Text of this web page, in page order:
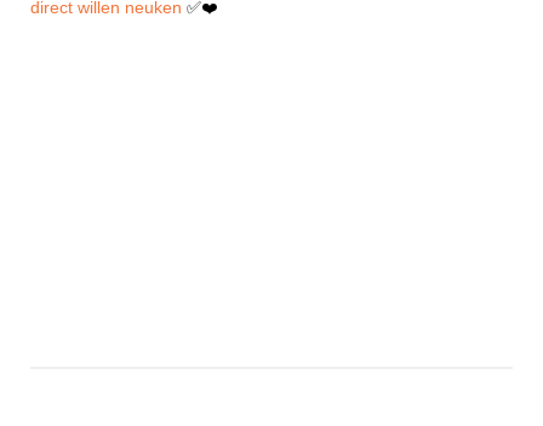
direct willen neuken ✅❤️